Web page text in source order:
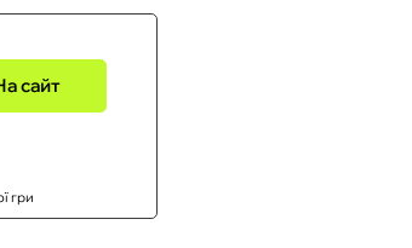
сайт
гри